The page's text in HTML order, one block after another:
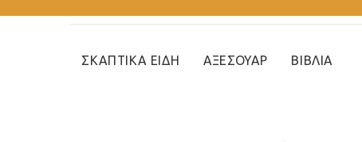
ΣΚΑΠΤΙΚΑ ΕΙΔΗ AΞΕΣΟΥΆΡ ΒΙΒΛΊΑ